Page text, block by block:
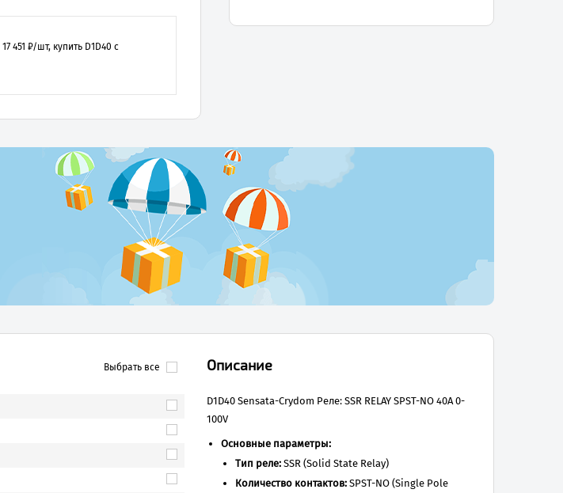
17 451 ₽/шт, купить D1D40 с
Выбрать все Описание
D1D40 Sensata-Crydom Реле: SSR RELAY SPST-NO 40A 0-
100V
Основные параметры:
Тип реле:SSR (Solid State Relay)
Количество контактов:SPST-NO (Single Pole